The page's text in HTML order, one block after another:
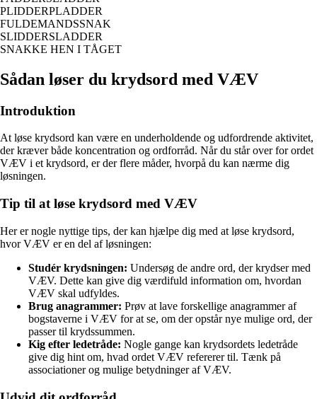
PLIDDERPLADDER
FULDEMANDSSNAK
SLIDDERSLADDER
SNAKKE HEN I TÅGET
Sådan løser du krydsord med VÆV
Introduktion
At løse krydsord kan være en underholdende og udfordrende aktivitet,
der kræver både koncentration og ordforråd. Når du står over for ordet
VÆV i et krydsord, er der flere måder, hvorpå du kan nærme dig
løsningen.
Tip til at løse krydsord med VÆV
Her er nogle nyttige tips, der kan hjælpe dig med at løse krydsord,
hvor VÆV er en del af løsningen:
Studér krydsningen: Undersøg de andre ord, der krydser med
VÆV. Dette kan give dig værdifuld information om, hvordan
VÆV skal udfyldes.
Brug anagrammer: Prøv at lave forskellige anagrammer af
bogstaverne i VÆV for at se, om der opstår nye mulige ord, der
passer til krydssummen.
Kig efter ledetråde: Nogle gange kan krydsordets ledetråde
give dig hint om, hvad ordet VÆV refererer til. Tænk på
associationer og mulige betydninger af VÆV.